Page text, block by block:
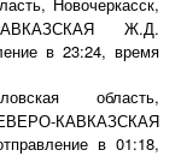
Ж.Д.
в 23:24, время
область,
КАВКАЗСКАЯ
в 01:18,